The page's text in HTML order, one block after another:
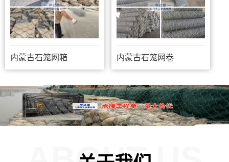
内蒙古石笼网箱 内蒙古石笼网卷